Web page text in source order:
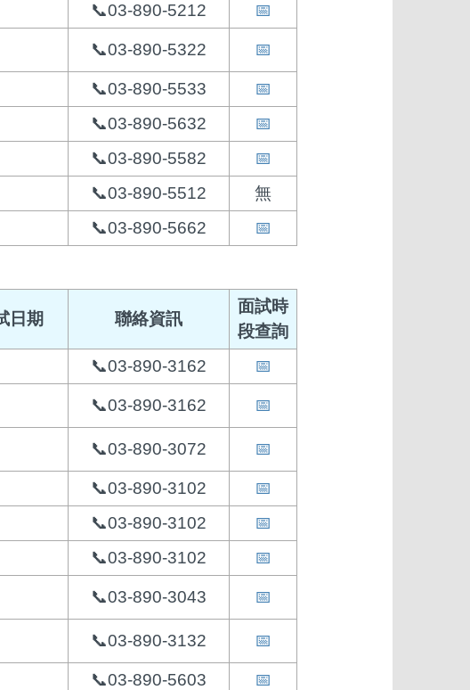
📞03-890-5212 📅
📞03-890-5322 📅
📞03-890-5533
📅
📞03-890-5632
📅
📞03-890-5582
📅
📞03-890-5512
無
📞03-890-5662 📅
日期 聯絡資訊
面試時
段查詢
📞03-890-3162 📅
📞03-890-3162 📅
📞03-890-3072 📅
📞03-890-3102
📅
📞03-890-3102
📅
📞03-890-3102 📅
📞03-890-3043 📅
📞03-890-3132 📅
📞03-890-5603
📅